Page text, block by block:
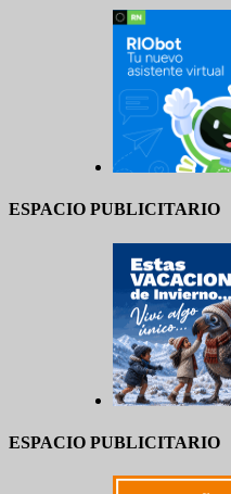
ESPACIO PUBLICITARIO
ESPACIO PUBLICITARIO